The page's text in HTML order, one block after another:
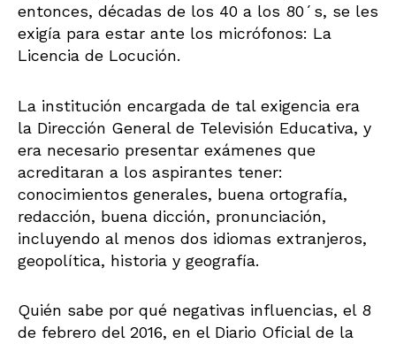
entonces, décadas de los 40 a los 80´s, se les
exigía para estar ante los micrófonos: La
Licencia de Locución.
La institución encargada de tal exigencia era
la Dirección General de Televisión Educativa, y
era necesario presentar exámenes que
acreditaran a los aspirantes tener:
conocimientos generales, buena ortografía,
redacción, buena dicción, pronunciación,
incluyendo al menos dos idiomas extranjeros,
geopolítica, historia y geografía.
Quién sabe por qué negativas influencias, el 8
de febrero del 2016, en el Diario Oficial de la